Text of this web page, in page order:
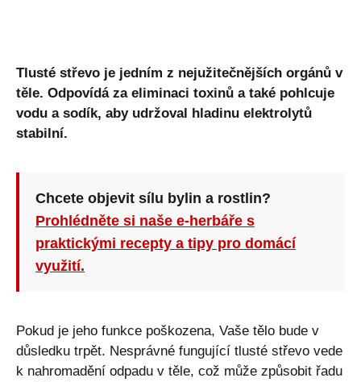
Tlusté střevo je jedním z nejužitečnějších orgánů v
těle. Odpovídá za eliminaci toxinů a také pohlcuje
vodu a sodík, aby udržoval hladinu elektrolytů
stabilní.
Chcete objevit sílu bylin a rostlin?
Prohlédněte si naše e-herbáře s
praktickými recepty a tipy pro domácí
využití.
Pokud je jeho funkce poškozena, Vaše tělo bude v
důsledku trpět. Nesprávné fungující tlusté střevo vede
k nahromadění odpadu v těle, což může způsobit řadu